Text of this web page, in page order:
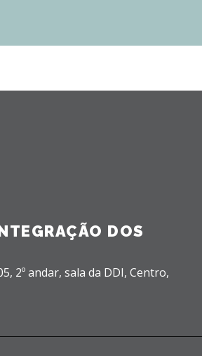
DOS
2º andar, sala da DDI, Centro,